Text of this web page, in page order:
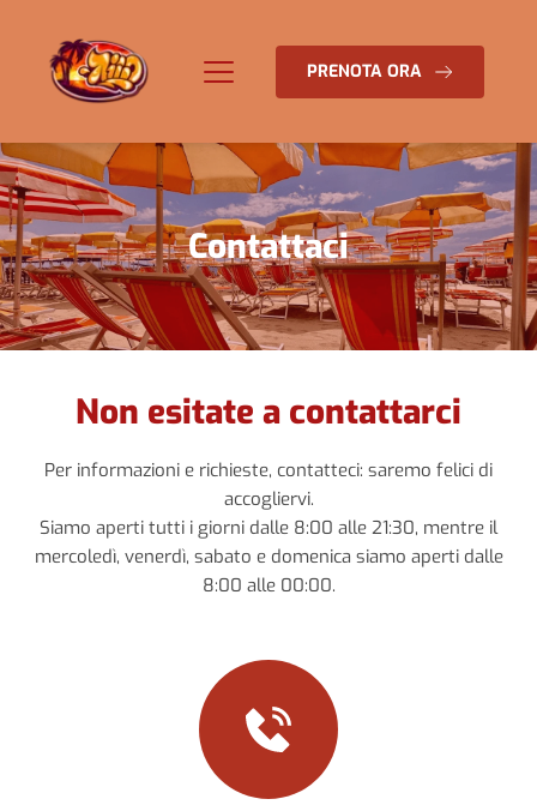
PRENOTA ORA
Contattaci
Non esitate a contattarci
Per informazioni e richieste, contatteci: saremo felici di
accogliervi.
Siamo aperti tutti i giorni dalle 8:00 alle 21:30, mentre il
mercoledì, venerdì, sabato e domenica siamo aperti dalle
8:00 alle 00:00.